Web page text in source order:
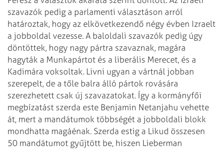
szavazók pedig a parlamenti választáson arról
határoztak, hogy az elkövetkezendő négy évben Izraelt
a jobboldal vezesse. A baloldali szavazók pedig úgy
döntöttek, hogy nagy pártra szavaznak, magára
hagyták a Munkapártot és a liberális Merecet, és a
Kadimára voksoltak. Livni ugyan a vártnál jobban
szerepelt, de a tőle balra álló pártok rovására
szerezhetett csak új szavazatokat. Így a kormányfői
megbízatást szerda este Benjamin Netanjahu vehette
át, mert a mandátumok többségét a jobboldali blokk
mondhatta magáénak. Szerda estig a Likud összesen
50 mandátumot gyűjtött be, hiszen Lieberman